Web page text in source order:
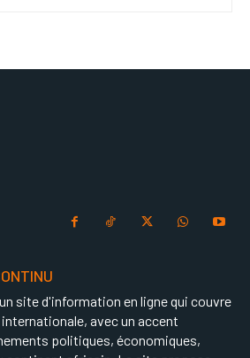
site d'information en ligne qui couvre
avec un accent
politiques, économiques,